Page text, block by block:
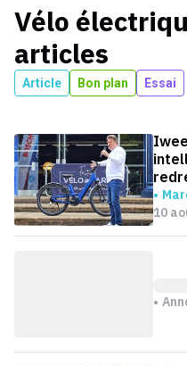
Vélo
articles
Article Bon plan Essai
10